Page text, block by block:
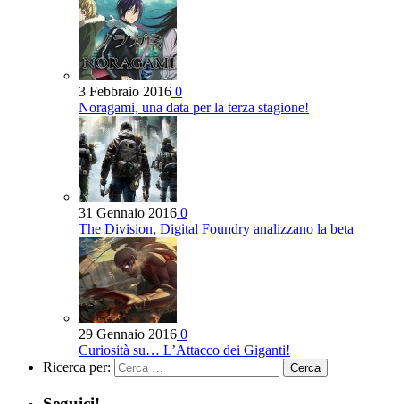
3 Febbraio 2016 0
Noragami, una data per la terza stagione!
31 Gennaio 2016 0
The Division, Digital Foundry analizzano la beta
29 Gennaio 2016 0
Curiosità su… L’Attacco dei Giganti!
Ricerca per: